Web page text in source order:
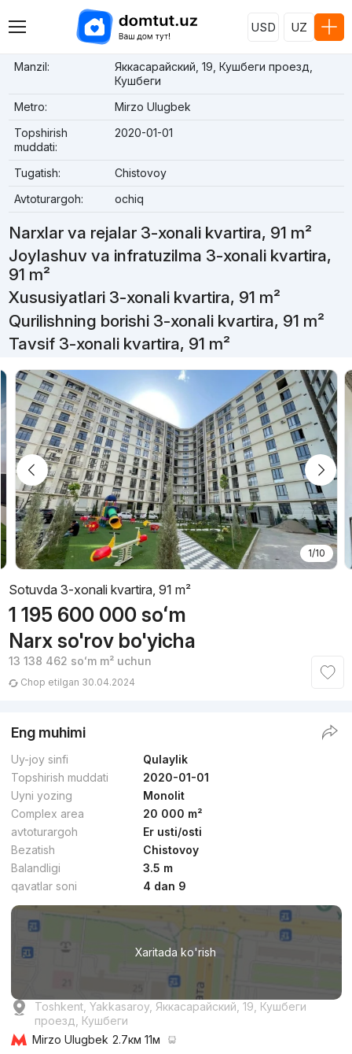
USD UZ
Manzil:
Яккасарайский, 19, Кушбеги проезд,
Кушбеги
Metro:
Mirzo Ulugbek
Topshirish
muddati:
2020-01-01
Tugatish:
Chistovoy
Avtoturargoh:
ochiq
Narxlar va rejalar 3-xonali kvartira, 91 m²
Joylashuv va infratuzilma 3-xonali kvartira,
91 m²
Xususiyatlari 3-xonali kvartira, 91 m²
Qurilishning borishi 3-xonali kvartira, 91 m²
Tavsif 3-xonali kvartira, 91 m²
1/10
Sotuvda 3-xonali kvartira, 91 m²
1 195 600 000 soʻm
Narx so'rov bo'yicha
13 138 462 soʻmm² uchun
Chop etilgan 30.04.2024
Eng muhimi
Uy-joy sinfi
Qulaylik
Topshirish muddati
2020-01-01
Uyni yozing
Monolit
Complex area
20 000 m²
avtoturargoh
Er usti/osti
Bezatish
Chistovoy
Balandligi
3.5 m
qavatlar soni
4 dan 9
Xaritada ko'rish
Toshkent, Yakkasaroy, Яккасарайский, 19, Кушбеги
проезд, Кушбеги
Mirzo Ulugbek 2.7км 11м